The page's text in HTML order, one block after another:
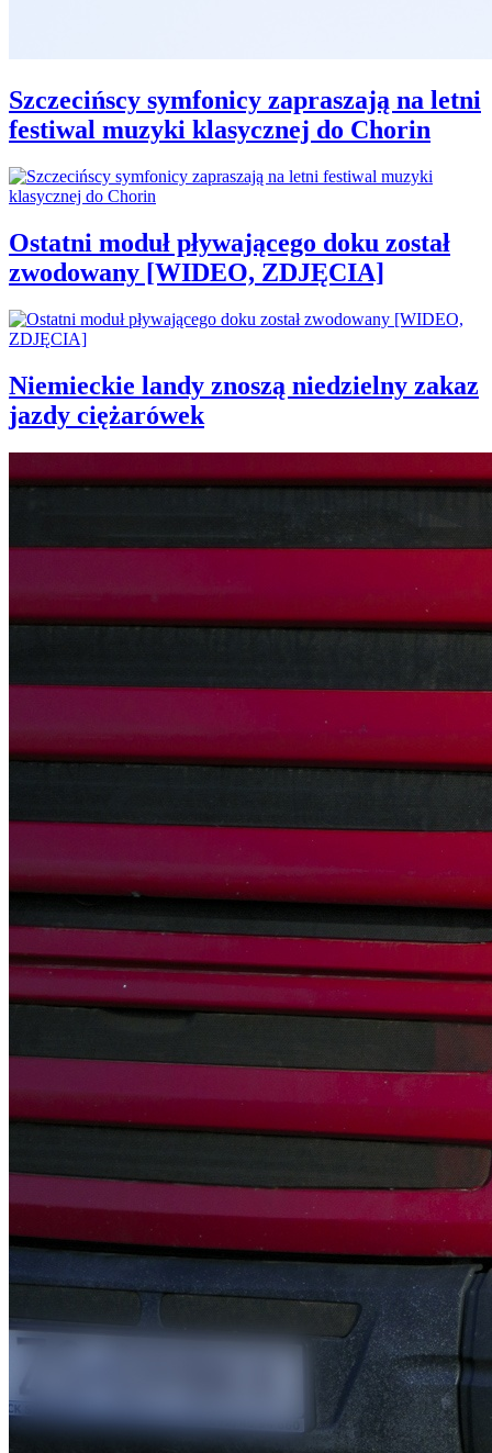
Szczecińscy symfonicy zapraszają na letni
festiwal muzyki klasycznej do Chorin
Ostatni moduł pływającego doku został
zwodowany [WIDEO, ZDJĘCIA]
Niemieckie landy znoszą niedzielny zakaz
jazdy ciężarówek